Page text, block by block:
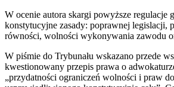
W ocenie autora skargi powyższe regulacje
konstytucyjne zasady: poprawnej legislacji,
równości, wolności wykonywania zawodu
W piśmie do Trybunału wskazano przede
kwestionowany przepis prawa o
„przydatności ograniczeń wolności i praw